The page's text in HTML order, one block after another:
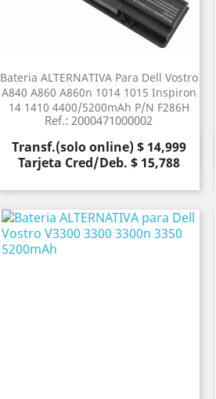
Bateria ALTERNATIVA Para Dell Vostro
A840 A860 A860n 1014 1015 Inspiron
14 1410 4400/5200mAh P/N F286H
Ref.: 2000471000002
Precio
Transf.(solo online) $ 14,999
Tarjeta Cred/Deb. $ 15,788
Vista rápida